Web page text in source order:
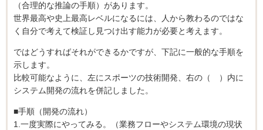
（合理的な推論の手順）があります。
世界最高や史上最高レベルになるには、人から教わるのではな
く自分で考えて検証し見つけ出す能力が必要と考えます。
ではどうすればそれができるかですが、下記に一般的な手順を
示します。
比較可能なように、左にスポーツの技術開発、右の（ ）内に
システム開発の流れを併記しました。
■手順（開発の流れ）
1.一度実際にやってみる。（業務フローやシステム環境の現状